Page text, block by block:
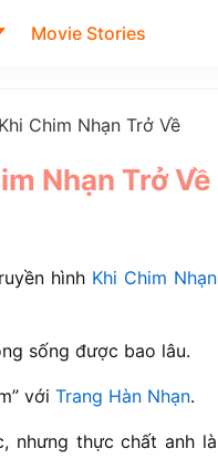
Movie Stories
Chim Nhạn Trở Về
Nhạn Trở Về
hình Khi Chim Nhạn
sống được bao lâu.
vớiTrang Hàn Nhạn.
nhưng thực chất anh là